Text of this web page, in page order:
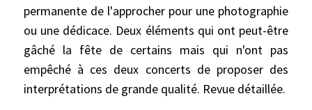
permanente de l'approcher pour une photographie
ou une dédicace. Deux éléments qui ont peut-être
gâché la fête de certains mais qui n'ont pas
empêché à ces deux concerts de proposer des
interprétations de grande qualité. Revue détaillée.